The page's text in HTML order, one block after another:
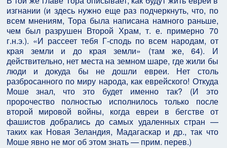
изгнании (и здесь нужно еще раз подчеркнуть, что, по
всем мнениям, Тора была написана намного раньше,
чем был разрушен Второй Храм, т. е. примерно 70
г.н.э.). «И рассеет тебя Г-сподь по всем народам, от
края земли и до края земли» (там же, 64). И
действительно, нет места на земном шаре, где жили бы
люди и докуда бы не дошли евреи. Нет столь
разбросанного по миру народа, как еврейского! Откуда
Моше знал, что это будет именно так? (И это
пророчество полностью исполнилось только после
второй мировой войны, когда евреи в бегстве от
фашистов добрались до самых удаленных стран —
таких как Новая Зеландия, Мадагаскар и др., так что
Моше явно не мог об этом знать — прим. перев.)